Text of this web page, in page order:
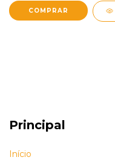
COMPRAR
Principal
Início